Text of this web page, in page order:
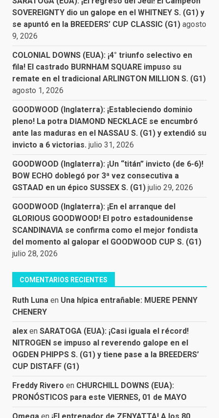
SOVEREIGNTY dio un galope en el WHITNEY S. (G1) y
se apuntó en la BREEDERS’ CUP CLASSIC (G1) agosto
9, 2026
COLONIAL DOWNS (EUA): ¡4° triunfo selectivo en
fila! El castrado BURNHAM SQUARE impuso su
remate en el tradicional ARLINGTON MILLION S. (G1)
agosto 1, 2026
GOODWOOD (Inglaterra): ¡Estableciendo dominio
pleno! La potra DIAMOND NECKLACE se encumbró
ante las maduras en el NASSAU S. (G1) y extendió su
invicto a 6 victorias. julio 31, 2026
GOODWOOD (Inglaterra): ¡Un “titán” invicto (de 6-6)!
BOW ECHO doblegó por 3ª vez consecutiva a
GSTAAD en un épico SUSSEX S. (G1) julio 29, 2026
GOODWOOD (Inglaterra): ¡En el arranque del
GLORIOUS GOODWOOD! El potro estadounidense
SCANDINAVIA se confirma como el mejor fondista
del momento al galopar el GOODWOOD CUP S. (G1)
julio 28, 2026
COMENTARIOS RECIENTES
Ruth Luna en Una hípica entrañable: MUERE PENNY
CHENERY
alex en SARATOGA (EUA): ¡Casi iguala el récord!
NITROGEN se impuso al reverendo galope en el
OGDEN PHIPPS S. (G1) y tiene pase a la BREEDERS’
CUP DISTAFF (G1)
Freddy Rivero en CHURCHILL DOWNS (EUA):
PRONÓSTICOS para este VIERNES, 01 de MAYO